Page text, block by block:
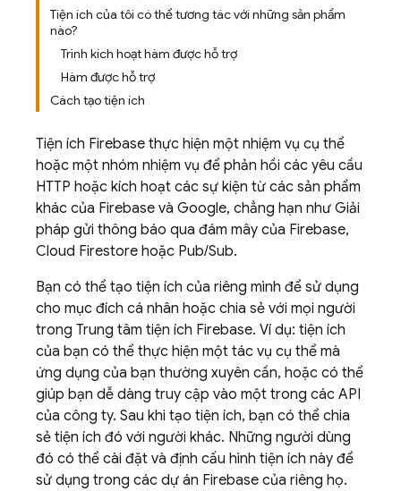
Tiện ích của tôi có thể tương tác với những sản phẩm
nào?
Trình kích hoạt hàm được hỗ trợ
Hàm được hỗ trợ
Cách tạo tiện ích
Tiện ích Firebase thực hiện một nhiệm vụ cụ thể
hoặc một nhóm nhiệm vụ để phản hồi các yêu cầu
HTTP hoặc kích hoạt các sự kiện từ các sản phẩm
khác của Firebase và Google, chẳng hạn như Giải
pháp gửi thông báo qua đám mây của Firebase,
Cloud Firestore hoặc Pub/Sub.
Bạn có thể tạo tiện ích của riêng mình để sử dụng
cho mục đích cá nhân hoặc chia sẻ với mọi người
trong Trung tâm tiện ích Firebase. Ví dụ: tiện ích
của bạn có thể thực hiện một tác vụ cụ thể mà
ứng dụng của bạn thường xuyên cần, hoặc có thể
giúp bạn dễ dàng truy cập vào một trong các API
của công ty. Sau khi tạo tiện ích, bạn có thể chia
sẻ tiện ích đó với người khác. Những người dùng
đó có thể cài đặt và định cấu hình tiện ích này để
sử dụng trong các dự án Firebase của riêng họ.